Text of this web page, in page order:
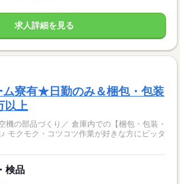
求人詳細を見る
ム寮有★日勤のみ＆梱包・包装
以上
機の部品づくり／ 倉庫内での【梱包・包装・
モクモク・コツコツ作業が好きな方にピッタ
検品